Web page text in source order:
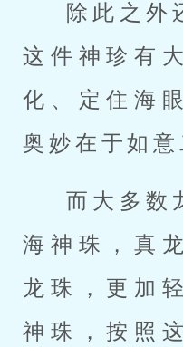
除此之外
这件神珍有
化、定住海
奥妙在于如意
而大多数
海神珠，真
龙珠，更加
神珠，按照